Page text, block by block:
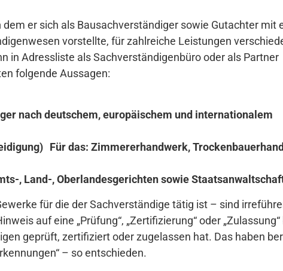
er sich als Bausachverständiger sowie Gutachter mit
vorstellte, für zahlreiche Leistungen
in Adressliste als Sachverständigenbüro oder als Partner
folgende Aussagen:
nach deutschem, europäischem und internationalem
Für das: Zimmererhandwerk,
, Land-, Oberlandesgerichten sowie
für die der Sachverständige tätig ist – sind
auf eine „Prüfung“, „Zertifizierung“ oder
geprüft, zertifiziert oder zugelassen hat. Das haben
– so entschieden.